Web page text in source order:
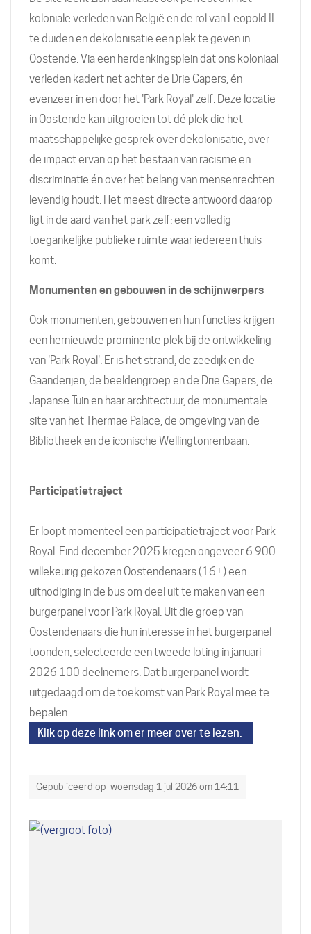
koloniale verleden van België en de rol van Leopold II
te duiden en dekolonisatie een plek te geven in
Oostende. Via een herdenkingsplein dat ons koloniaal
verleden kadert net achter de Drie Gapers, én
evenzeer in en door het 'Park Royal' zelf. Deze locatie
in Oostende kan uitgroeien tot dé plek die het
maatschappelijke gesprek over dekolonisatie, over
de impact ervan op het bestaan van racisme en
discriminatie én over het belang van mensenrechten
levendig houdt. Het meest directe antwoord daarop
ligt in de aard van het park zelf: een volledig
toegankelijke publieke ruimte waar iedereen thuis
komt.
Monumenten en gebouwen in de schijnwerpers
Ook monumenten, gebouwen en hun functies krijgen
een hernieuwde prominente plek bij de ontwikkeling
van 'Park Royal'. Er is het strand, de zeedijk en de
Gaanderijen, de beeldengroep en de Drie Gapers, de
Japanse Tuin en haar architectuur, de monumentale
site van het Thermae Palace, de omgeving van de
Bibliotheek en de iconische Wellingtonrenbaan.
Participatietraject
Er loopt momenteel een participatietraject voor Park
Royal. Eind december 2025 kregen ongeveer 6.900
willekeurig gekozen Oostendenaars (16+) een
uitnodiging in de bus om deel uit te maken van een
burgerpanel voor Park Royal. Uit die groep van
Oostendenaars die hun interesse in het burgerpanel
toonden, selecteerde een tweede loting in januari
2026 100 deelnemers. Dat burgerpanel wordt
uitgedaagd om de toekomst van Park Royal mee te
bepalen.
Klik op deze link om er meer over te lezen.
Gepubliceerd op woensdag 1 jul 2026 om 14:11